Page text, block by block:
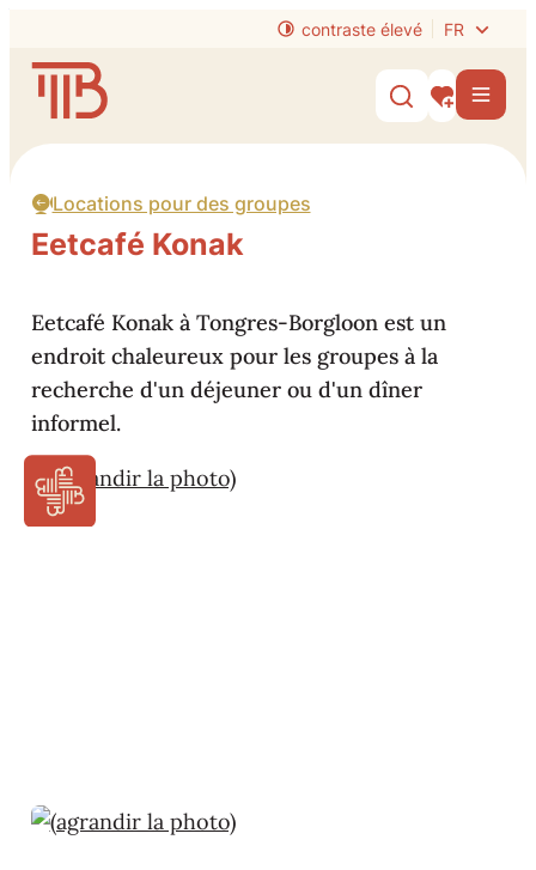
contraste élevé FR
Website
Afficher/
Mes Menu
Locations pour des groupes
Eetcafé Konak
Eetcafé Konak à Tongres-Borgloon est un
endroit chaleureux pour les groupes à la
recherche d'un déjeuner ou d'un dîner
informel.